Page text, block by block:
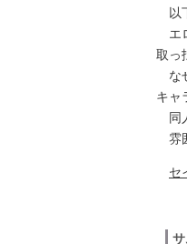
以
エ
取っ
な
キャ
同
雰
セ